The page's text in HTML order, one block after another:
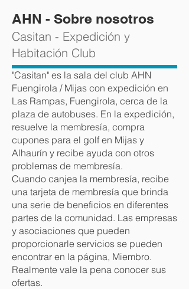
AHN - Sobre nosotros
Casitan - Expedición y
Habitación Club
"Casitan" es la sala del club AHN
Fuengirola / Mijas con expedición en
Las Rampas, Fuengirola, cerca de la
plaza de autobuses. En la expedición,
resuelve la membresía, compra
cupones para el golf en Mijas y
Alhaurín y recibe ayuda con otros
problemas de membresía.
Cuando canjea la membresía, recibe
una tarjeta de membresía que brinda
una serie de beneficios en diferentes
partes de la comunidad. Las empresas
y asociaciones que pueden
proporcionarle servicios se pueden
encontrar en la página, Miembro.
Realmente vale la pena conocer sus
ofertas.